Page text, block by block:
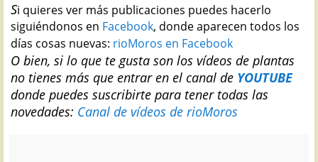
Si quieres ver más publicaciones puedes hacerlo
siguiéndonos en Facebook, donde aparecen todos los
días cosas nuevas: rioMoros en Facebook
O bien, si lo que te gusta son los vídeos de plantas
no tienes más que entrar en el canal de YOUTUBE
donde puedes suscribirte para tener todas las
novedades: Canal de vídeos de rioMoros